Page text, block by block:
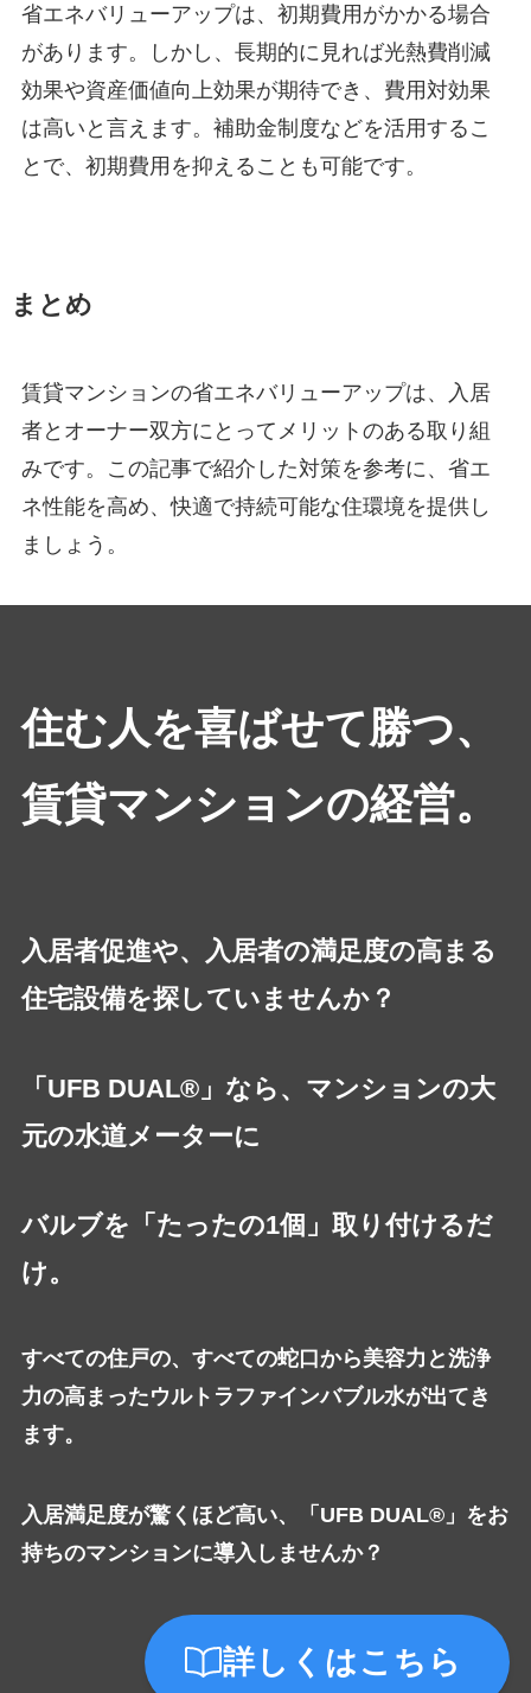
省エネバリューアップは、初期費用がかかる場合
があります。しかし、長期的に見れば光熱費削減
効果や資産価値向上効果が期待でき、費用対効果
は高いと言えます。補助金制度などを活用するこ
とで、初期費用を抑えることも可能です。
まとめ
賃貸マンションの省エネバリューアップは、入居
者とオーナー双方にとってメリットのある取り組
みです。この記事で紹介した対策を参考に、省エ
ネ性能を高め、快適で持続可能な住環境を提供し
ましょう。
住む人を喜ばせて勝つ、
賃貸マンションの経営。
入居者促進や、入居者の満足度の高まる
住宅設備を探していませんか？
「UFB DUAL®」なら、マンションの大
元の水道メーターに
バルブを「たったの1個」取り付けるだ
け。
すべての住戸の、すべての蛇口から美容力と洗浄
力の高まったウルトラファインバブル水が出てき
ます。
入居満足度が驚くほど高い、「UFB DUAL®」をお
持ちのマンションに導入しませんか？
詳しくはこちら